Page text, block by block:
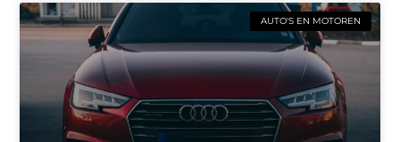
AUTO'S EN MOTOREN